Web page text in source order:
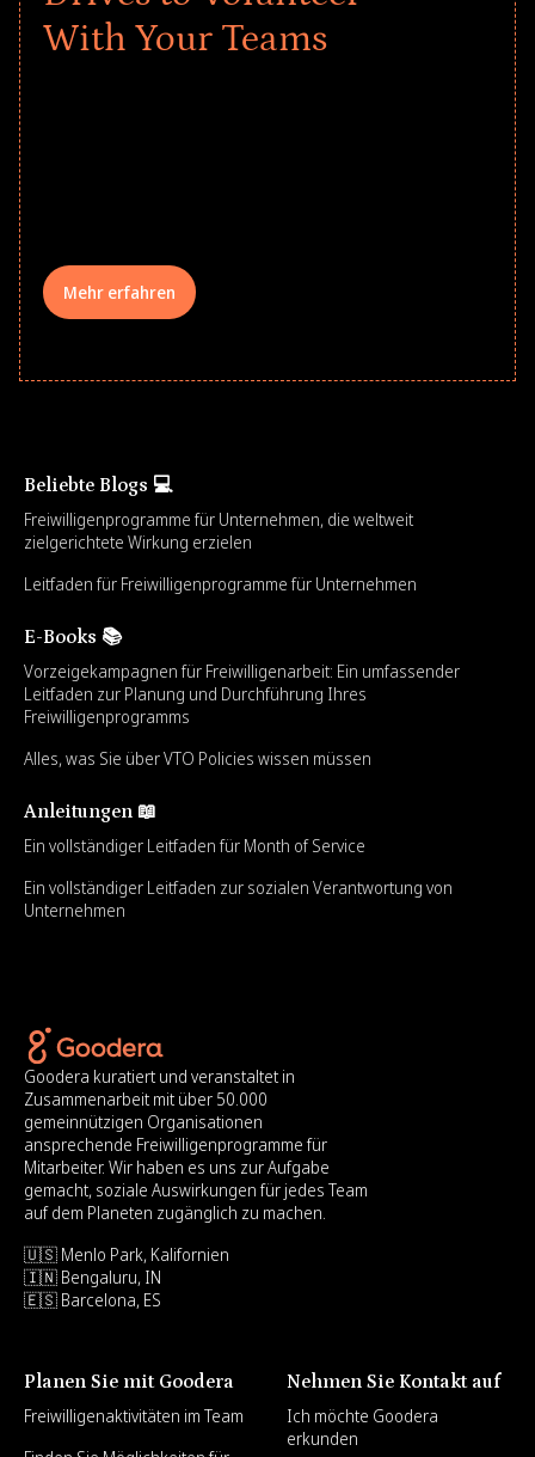
With Your Teams
Mehr erfahren
Beliebte Blogs 💻
Freiwilligenprogramme für Unternehmen, die weltweit
zielgerichtete Wirkung erzielen
Leitfaden für Freiwilligenprogramme für Unternehmen
E-Books 📚
Vorzeigekampagnen für Freiwilligenarbeit: Ein umfassender
Leitfaden zur Planung und Durchführung Ihres
Freiwilligenprogramms
Alles, was Sie über VTO Policies wissen müssen
Anleitungen 📖
Ein vollständiger Leitfaden für Month of Service
Ein vollständiger Leitfaden zur sozialen Verantwortung von
Unternehmen
Goodera kuratiert und veranstaltet in
Zusammenarbeit mit über 50.000
gemeinnützigen Organisationen
ansprechende Freiwilligenprogramme für
Mitarbeiter. Wir haben es uns zur Aufgabe
gemacht, soziale Auswirkungen für jedes Team
auf dem Planeten zugänglich zu machen.
🇺🇸 Menlo Park, Kalifornien
🇮🇳 Bengaluru, IN
🇪🇸 Barcelona, ES
Planen Sie mit Goodera
Freiwilligenaktivitäten im Team
Nehmen Sie Kontakt auf
Ich möchte Goodera
erkunden